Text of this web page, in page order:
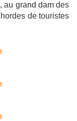
au grand dam des
de touristes